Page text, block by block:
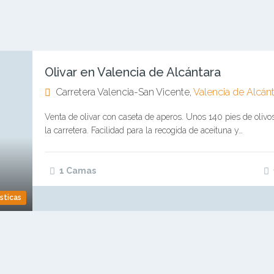
Olivar en Valencia de Alcántara
Carretera Valencia-San Vicente, Valencia de
Venta de olivar con caseta de aperos. Unos 140 pies de
la carretera. Facilidad para la recogida de aceituna y…
1 Camas